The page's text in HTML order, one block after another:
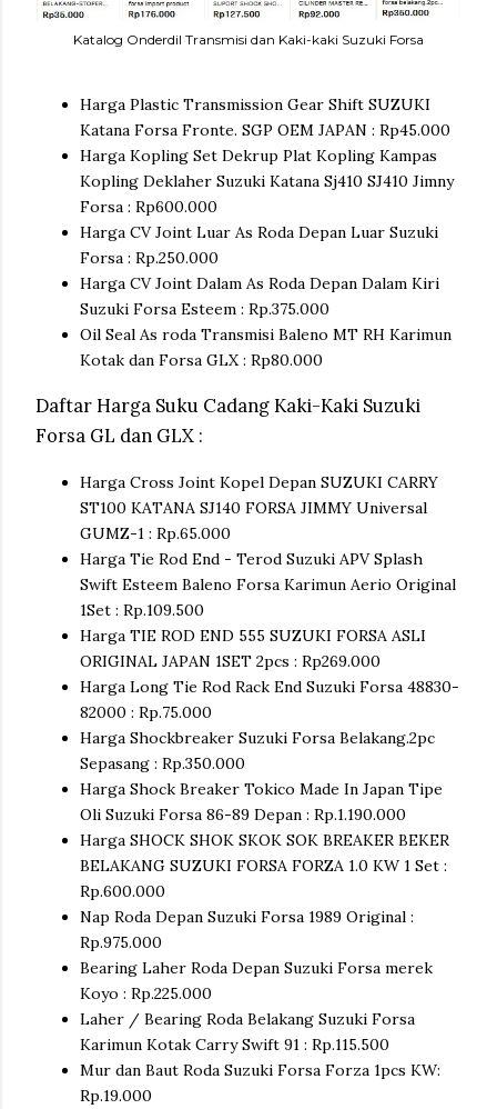
Katalog Onderdil Transmisi dan Kaki-kaki Suzuki Forsa
Harga Plastic Transmission Gear Shift SUZUKI
Katana Forsa Fronte. SGP OEM JAPAN : Rp45.000
Harga Kopling Set Dekrup Plat Kopling Kampas
Kopling Deklaher Suzuki Katana Sj410 SJ410 Jimny
Forsa : Rp600.000
Harga CV Joint Luar As Roda Depan Luar Suzuki
Forsa : Rp.250.000
Harga CV Joint Dalam As Roda Depan Dalam Kiri
Suzuki Forsa Esteem : Rp.375.000
Oil Seal As roda Transmisi Baleno MT RH Karimun
Kotak dan Forsa GLX : Rp80.000
Daftar Harga Suku Cadang Kaki-Kaki Suzuki
Forsa GL dan GLX :
Harga Cross Joint Kopel Depan SUZUKI CARRY
ST100 KATANA SJ140 FORSA JIMMY Universal
GUMZ-1 : Rp.65.000
Harga Tie Rod End - Terod Suzuki APV Splash
Swift Esteem Baleno Forsa Karimun Aerio Original
1Set : Rp.109.500
Harga TIE ROD END 555 SUZUKI FORSA ASLI
ORIGINAL JAPAN 1SET 2pcs : Rp269.000
Harga Long Tie Rod Rack End Suzuki Forsa 48830-
82000 : Rp.75.000
Harga Shockbreaker Suzuki Forsa Belakang.2pc
Sepasang : Rp.350.000
Harga Shock Breaker Tokico Made In Japan Tipe
Oli Suzuki Forsa 86-89 Depan : Rp.1.190.000
Harga SHOCK SHOK SKOK SOK BREAKER BEKER
BELAKANG SUZUKI FORSA FORZA 1.0 KW 1 Set :
Rp.600.000
Nap Roda Depan Suzuki Forsa 1989 Original :
Rp.975.000
Bearing Laher Roda Depan Suzuki Forsa merek
Koyo : Rp.225.000
Laher / Bearing Roda Belakang Suzuki Forsa
Karimun Kotak Carry Swift 91 : Rp.115.500
Mur dan Baut Roda Suzuki Forsa Forza 1pcs KW:
Rp.19.000